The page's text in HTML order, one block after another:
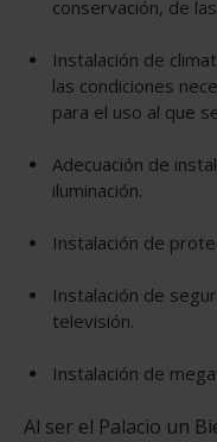
conservación, de
Instalación de
las condiciones
para el uso al que
Adecuación de
iluminación.
Instalación de
Instalación de
televisión.
Instalación de
Al ser el Palacio un